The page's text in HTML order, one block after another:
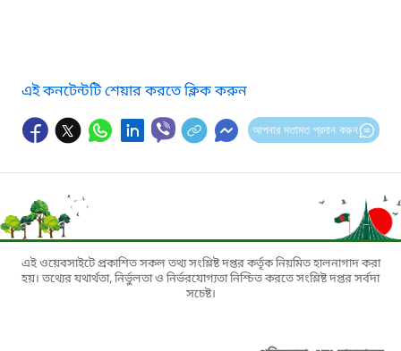
এই কনটেন্টটি শেয়ার করতে ক্লিক করুন
আপনার মতামত প্রদান করুন
এই ওয়েবসাইটে প্রকাশিত সকল তথ্য সংশ্লিষ্ট দপ্তর কর্তৃক নিয়মিত হালনাগাদ করা
হয়। তথ্যের যথার্থতা, নির্ভুলতা ও নির্ভরযোগ্যতা নিশ্চিত করতে সংশ্লিষ্ট দপ্তর সর্বদা
সচেষ্ট।